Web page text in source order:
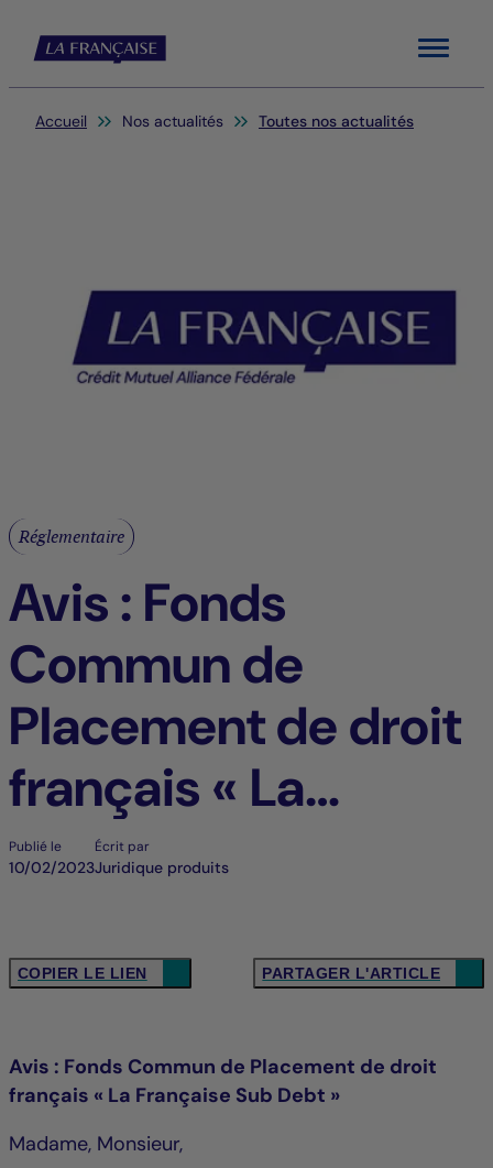
Menu
Vous êtes ici:
Accueil Nos actualités Toutes nos actualités
Réglementaire
Avis : Fonds
Commun de
Placement de droit
français « La
Française Sub Debt
Publié le
10/02/2023
Écrit par
Juridique produits
COPIER LE LIEN PARTAGER L'ARTICLE
Avis : Fonds Commun de Placement de droit
français « La Française Sub Debt »
Madame, Monsieur,